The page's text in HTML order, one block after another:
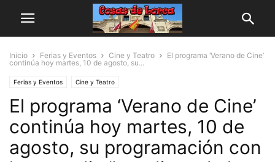
Inicio Ferias y Eventos Cine y Teatro
El programa ‘Verano de Cine’
continúa hoy martes, 10 de agosto, su...
Ferias y Eventos Cine y Teatro
El programa ‘Verano de Cine’
continúa hoy martes, 10 de
agosto, su programación con